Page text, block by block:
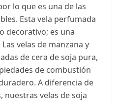
lo que es una de las
Esta vela perfumada
decorativo; es una
velas de manzana y
de cera de soja pura,
de combustión
A diferencia de
nuestras velas de soja